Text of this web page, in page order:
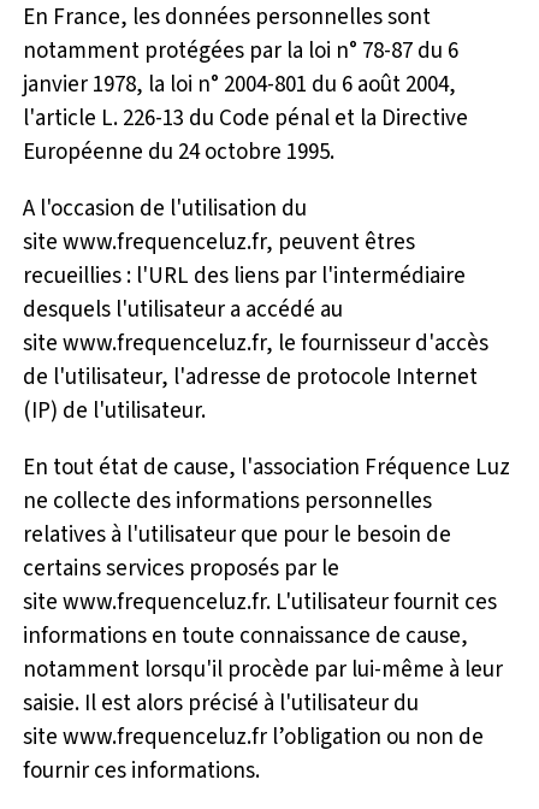
En France, les données personnelles sont
notamment protégées par la loi n° 78-87 du 6
janvier 1978, la loi n° 2004-801 du 6 août 2004,
l'article L. 226-13 du Code pénal et la Directive
Européenne du 24 octobre 1995.
A l'occasion de l'utilisation du
site www.frequenceluz.fr, peuvent êtres
recueillies : l'URL des liens par l'intermédiaire
desquels l'utilisateur a accédé au
site www.frequenceluz.fr, le fournisseur d'accès
de l'utilisateur, l'adresse de protocole Internet
(IP) de l'utilisateur.
En tout état de cause, l'association Fréquence Luz
ne collecte des informations personnelles
relatives à l'utilisateur que pour le besoin de
certains services proposés par le
site www.frequenceluz.fr. L'utilisateur fournit ces
informations en toute connaissance de cause,
notamment lorsqu'il procède par lui-même à leur
saisie. Il est alors précisé à l'utilisateur du
site www.frequenceluz.fr l’obligation ou non de
fournir ces informations.